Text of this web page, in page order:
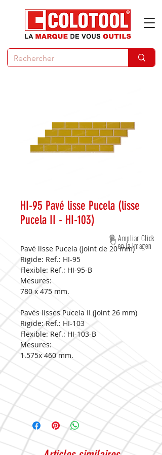
HI-95 Pavé lisse Pucela (lisse
Pucela II - HI-103)
Pavé lisse Pucela (joint de 20 mm)
Rigide: Ref.: HI-95
Flexible: Ref.: HI-95-B
Mesures:
780 x 475 mm.
Pavés lisses Pucela II (joint 26 mm)
Rigide: Ref.: HI-103
Flexible: Ref.: HI-103-B
Mesures:
1.575x 460 mm.
Ampliar Click
en la imagen